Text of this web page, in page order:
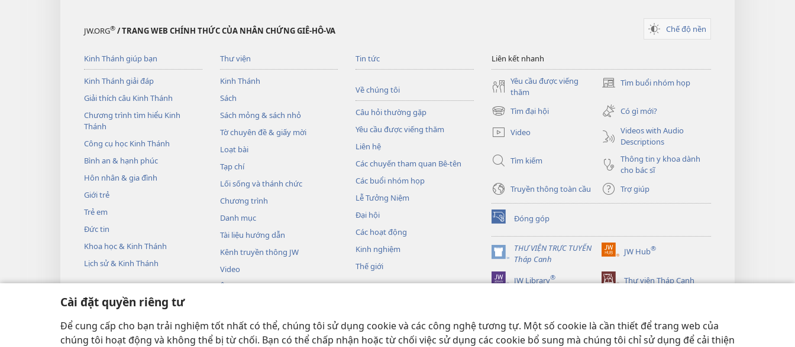
Cài đặt quyền riêng tư
Để cung cấp cho bạn trải nghiệm tốt nhất có thể, chúng tôi sử dụng cookie và các công nghệ tương tự. Một số cookie là cần thiết để trang web của
chúng tôi hoạt động và không thể bị từ chối. Bạn có thể chấp nhận hoặc từ chối việc sử dụng các cookie bổ sung mà chúng tôi chỉ sử dụng để cải thiện
JW.ORG® / TRANG WEB CHÍNH THỨC CỦA NHÂN CHỨNG GIÊ-HÔ-VA Chế độ nền
Kinh Thánh giúp bạn
Kinh Thánh giải đáp
Giải thích câu Kinh Thánh
Chương trình tìm hiểu Kinh
Thánh
Công cụ học Kinh Thánh
Bình an & hạnh phúc
Hôn nhân & gia đình
Giới trẻ
Trẻ em
Đức tin
Khoa học & Kinh Thánh
Lịch sử & Kinh Thánh
Thư viện
Kinh Thánh
Sách
Sách mỏng & sách nhỏ
Tờ chuyên đề & giấy mời
Loạt bài
Tạp chí
Lối sống và thánh chức
Chương trình
Danh mục
Tài liệu hướng dẫn
Kênh truyền thông JW
Video
Âm nhạc
Phần đọc Kinh Thánh sống động
Tin tức
Về chúng tôi
Câu hỏi thường gặp
Yêu cầu được viếng thăm
Liên hệ
Các chuyến tham quan Bê-tên
Các buổi nhóm họp
Lễ Tưởng Niệm
Đại hội
Các hoạt động
Kinh nghiệm
Thế giới
Liên kết nhanh
Yêu cầu được viếng
thăm
Tìm buổi nhóm họp
(mở
sổ
Tìm đại hội
(mở
cửa
sổ
Có gì mới?
Video
Videos with Audio
Descriptions
Tìm kiếm
Thông tin y khoa dành
cho bác sĩ
Truyền thông toàn cầu
Trợ giúp
Đóng góp
(mở
cửa
sổ
mới)
THƯ VIỆN TRỰC TUYẾN
Tháp Canh
(mở
cửa
sổ
JW Hub®
(mở
sổ
JW Library® Thư viện Tháp Canh